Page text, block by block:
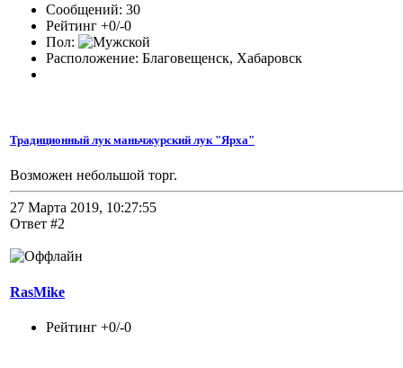
Сообщений: 30
Рейтинг +0/-0
Пол:
Расположение: Благовещенск, Хабаровск
Традиционный лук маньчжурский лук "Ярха"
Возможен небольшой торг.
27 Марта 2019, 10:27:55
Ответ #2
RasMike
Рейтинг +0/-0